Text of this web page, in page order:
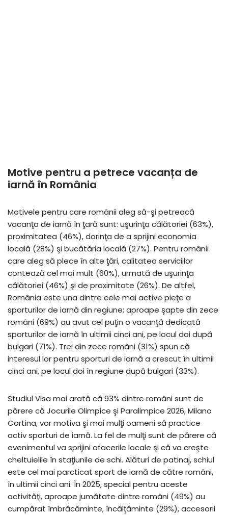
Motive pentru a petrece vacanța de
iarnă în România
Motivele pentru care românii aleg să-şi petreacă
vacanţa de iarnă în ţară sunt: uşurinţa călătoriei (63%),
proximitatea (46%), dorinţa de a sprijini economia
locală (28%) şi bucătăria locală (27%). Pentru românii
care aleg să plece în alte ţări, calitatea serviciilor
contează cel mai mult (60%), urmată de uşurinţa
călătoriei (46%) şi de proximitate (26%). De altfel,
România este una dintre cele mai active pieţe a
sporturilor de iarnă din regiune; aproape şapte din zece
români (69%) au avut cel puţin o vacanţă dedicată
sporturilor de iarnă în ultimii cinci ani, pe locul doi după
bulgari (71%). Trei din zece români (31%) spun că
interesul lor pentru sporturi de iarnă a crescut în ultimii
cinci ani, pe locul doi în regiune după bulgari (33%).
Studiul Visa mai arată că 93% dintre români sunt de
părere că Jocurile Olimpice şi Paralimpice 2026, Milano
Cortina, vor motiva şi mai mulţi oameni să practice
activ sporturi de iarnă. La fel de mulţi sunt de părere că
evenimentul va sprijini afacerile locale şi că va creşte
cheltuielile în staţiunile de schi. Alături de patinaj, schiul
este cel mai parcticat sport de iarnă de către români,
în ultimii cinci ani. În 2025, special pentru aceste
activităţi, aproape jumătate dintre români (49%) au
cumpărat îmbrăcăminte, încălţăminte (29%), accesorii